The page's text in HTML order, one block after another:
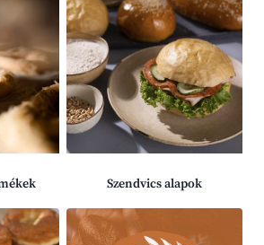
Szendvics alapok